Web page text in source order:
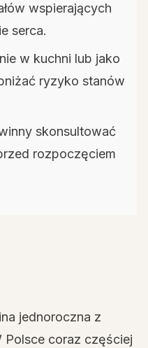
wspierających
serca.
w kuchni lub jako
ryzyko stanów
skonsultować
rozpoczęciem
jednoroczna z
coraz częściej